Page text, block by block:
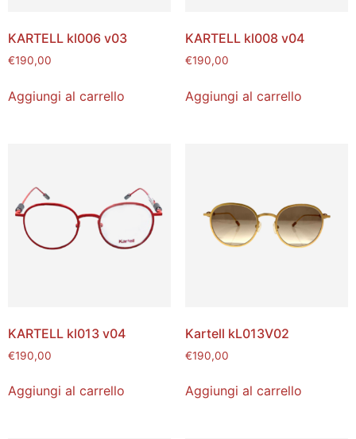
KARTELL kl006 v03
€190,00
Aggiungi al carrello
KARTELL kl008 v04
€190,00
Aggiungi al carrello
KARTELL kl013 v04
€190,00
Aggiungi al carrello
Kartell kL013V02
€190,00
Aggiungi al carrello